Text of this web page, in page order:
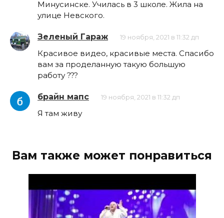
Минусинске. Училась в 3 школе. Жила на
улице Невского.
Зеленый Гараж 19 ноября, 2021 в 11:32 дп
Красивое видео, красивые места. Спасибо
вам за проделанную такую большую
работу ???
брайн мапс 19 ноября, 2021 в 11:32 дп
Я там живу
Вам также может понравиться